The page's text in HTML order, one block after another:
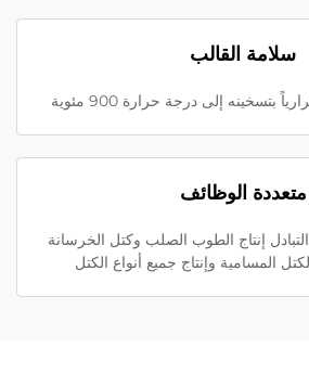
سلامة القالب
بتسخينه إلى درجة حرارة 900 مئوية
متعددة الوظائف
إنتاج الطوب الصلب وكتل الخرسانة
المسامية وإنتاج جميع أنواع الكتل